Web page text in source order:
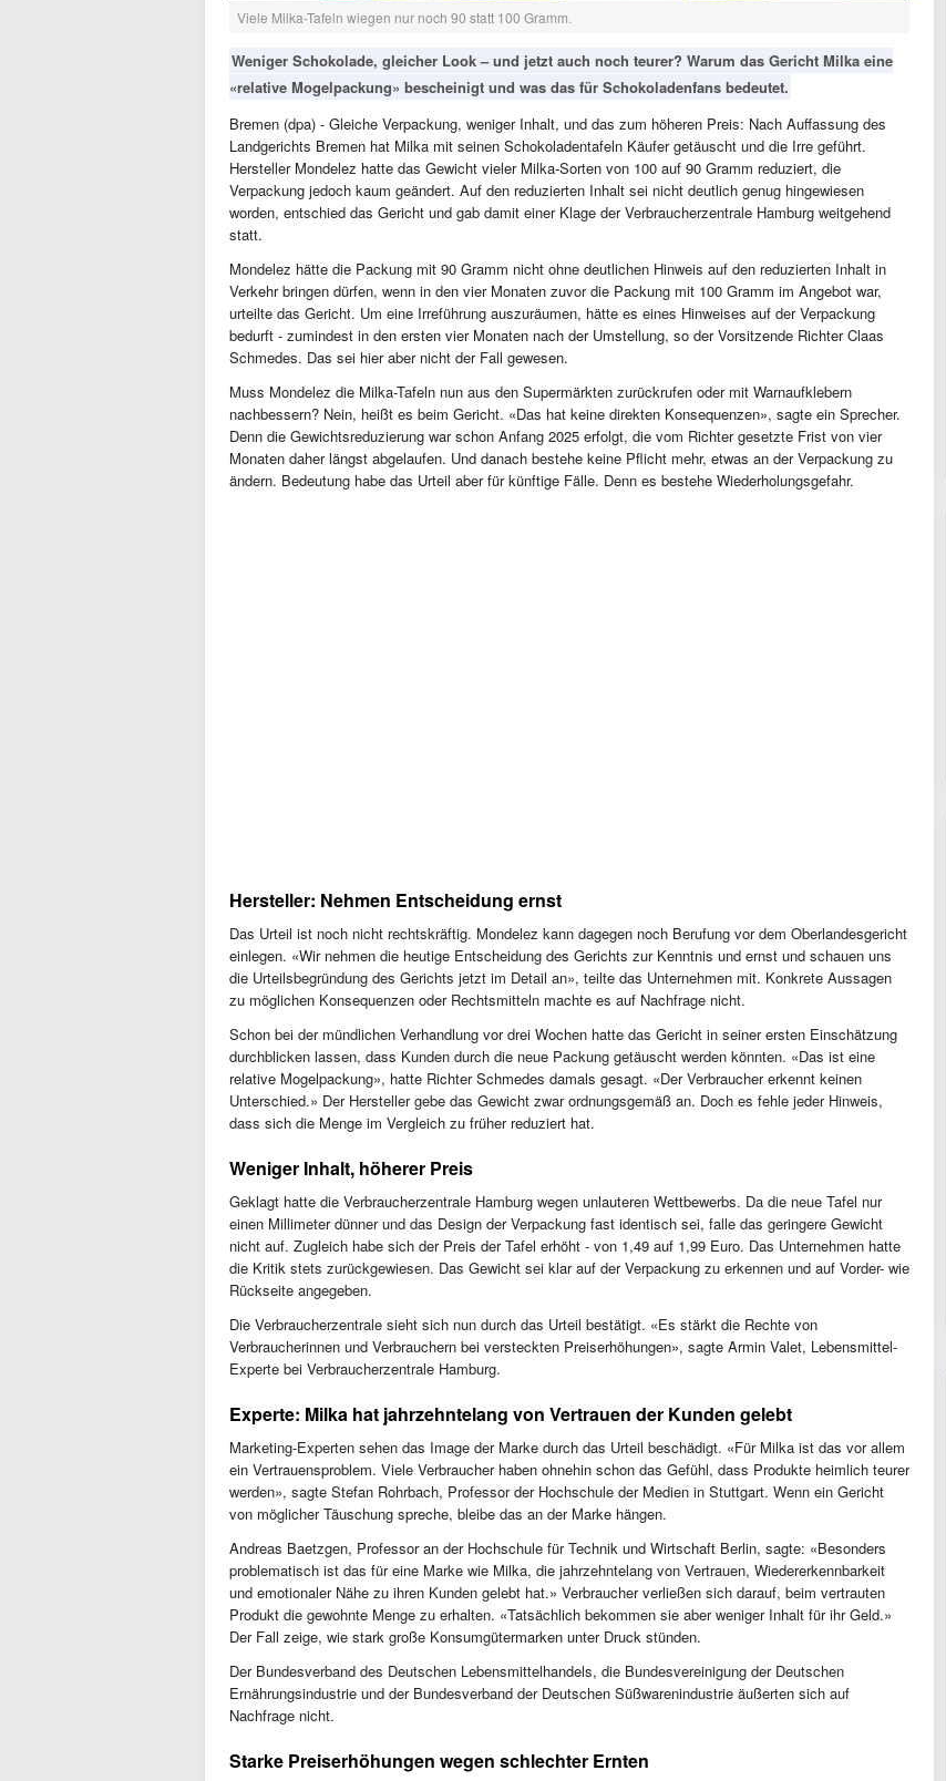
Viele Milka-Tafeln wiegen nur noch 90 statt 100 Gramm.
Weniger Schokolade, gleicher Look – und jetzt auch noch teurer? Warum das Gericht Milka eine
«relative Mogelpackung» bescheinigt und was das für Schokoladenfans bedeutet.
Bremen (dpa) - Gleiche Verpackung, weniger Inhalt, und das zum höheren Preis: Nach Auffassung des
Landgerichts Bremen hat Milka mit seinen Schokoladentafeln Käufer getäuscht und die Irre geführt.
Hersteller Mondelez hatte das Gewicht vieler Milka-Sorten von 100 auf 90 Gramm reduziert, die
Verpackung jedoch kaum geändert. Auf den reduzierten Inhalt sei nicht deutlich genug hingewiesen
worden, entschied das Gericht und gab damit einer Klage der Verbraucherzentrale Hamburg weitgehend
statt.
Mondelez hätte die Packung mit 90 Gramm nicht ohne deutlichen Hinweis auf den reduzierten Inhalt in
Verkehr bringen dürfen, wenn in den vier Monaten zuvor die Packung mit 100 Gramm im Angebot war,
urteilte das Gericht. Um eine Irreführung auszuräumen, hätte es eines Hinweises auf der Verpackung
bedurft - zumindest in den ersten vier Monaten nach der Umstellung, so der Vorsitzende Richter Claas
Schmedes. Das sei hier aber nicht der Fall gewesen.
Muss Mondelez die Milka-Tafeln nun aus den Supermärkten zurückrufen oder mit Warnaufklebern
nachbessern? Nein, heißt es beim Gericht. «Das hat keine direkten Konsequenzen», sagte ein Sprecher.
Denn die Gewichtsreduzierung war schon Anfang 2025 erfolgt, die vom Richter gesetzte Frist von vier
Monaten daher längst abgelaufen. Und danach bestehe keine Pflicht mehr, etwas an der Verpackung zu
ändern. Bedeutung habe das Urteil aber für künftige Fälle. Denn es bestehe Wiederholungsgefahr.
Hersteller: Nehmen Entscheidung ernst
Das Urteil ist noch nicht rechtskräftig. Mondelez kann dagegen noch Berufung vor dem Oberlandesgericht
einlegen. «Wir nehmen die heutige Entscheidung des Gerichts zur Kenntnis und ernst und schauen uns
die Urteilsbegründung des Gerichts jetzt im Detail an», teilte das Unternehmen mit. Konkrete Aussagen
zu möglichen Konsequenzen oder Rechtsmitteln machte es auf Nachfrage nicht.
Schon bei der mündlichen Verhandlung vor drei Wochen hatte das Gericht in seiner ersten Einschätzung
durchblicken lassen, dass Kunden durch die neue Packung getäuscht werden könnten. «Das ist eine
relative Mogelpackung», hatte Richter Schmedes damals gesagt. «Der Verbraucher erkennt keinen
Unterschied.» Der Hersteller gebe das Gewicht zwar ordnungsgemäß an. Doch es fehle jeder Hinweis,
dass sich die Menge im Vergleich zu früher reduziert hat.
Weniger Inhalt, höherer Preis
Geklagt hatte die Verbraucherzentrale Hamburg wegen unlauteren Wettbewerbs. Da die neue Tafel nur
einen Millimeter dünner und das Design der Verpackung fast identisch sei, falle das geringere Gewicht
nicht auf. Zugleich habe sich der Preis der Tafel erhöht - von 1,49 auf 1,99 Euro. Das Unternehmen hatte
die Kritik stets zurückgewiesen. Das Gewicht sei klar auf der Verpackung zu erkennen und auf Vorder- wie
Rückseite angegeben.
Die Verbraucherzentrale sieht sich nun durch das Urteil bestätigt. «Es stärkt die Rechte von
Verbraucherinnen und Verbrauchern bei versteckten Preiserhöhungen», sagte Armin Valet, Lebensmittel-
Experte bei Verbraucherzentrale Hamburg.
Experte: Milka hat jahrzehntelang von Vertrauen der Kunden gelebt
Marketing-Experten sehen das Image der Marke durch das Urteil beschädigt. «Für Milka ist das vor allem
ein Vertrauensproblem. Viele Verbraucher haben ohnehin schon das Gefühl, dass Produkte heimlich teurer
werden», sagte Stefan Rohrbach, Professor der Hochschule der Medien in Stuttgart. Wenn ein Gericht
von möglicher Täuschung spreche, bleibe das an der Marke hängen.
Andreas Baetzgen, Professor an der Hochschule für Technik und Wirtschaft Berlin, sagte: «Besonders
problematisch ist das für eine Marke wie Milka, die jahrzehntelang von Vertrauen, Wiedererkennbarkeit
und emotionaler Nähe zu ihren Kunden gelebt hat.» Verbraucher verließen sich darauf, beim vertrauten
Produkt die gewohnte Menge zu erhalten. «Tatsächlich bekommen sie aber weniger Inhalt für ihr Geld.»
Der Fall zeige, wie stark große Konsumgütermarken unter Druck stünden.
Der Bundesverband des Deutschen Lebensmittelhandels, die Bundesvereinigung der Deutschen
Ernährungsindustrie und der Bundesverband der Deutschen Süßwarenindustrie äußerten sich auf
Nachfrage nicht.
Starke Preiserhöhungen wegen schlechter Ernten